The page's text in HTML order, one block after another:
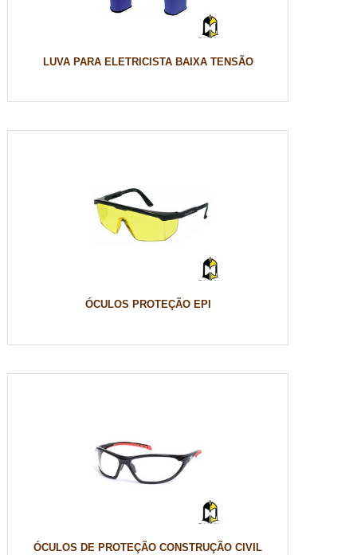
LUVA PARA ELETRICISTA BAIXA TENSÃO
ÓCULOS PROTEÇÃO EPI
ÓCULOS DE PROTEÇÃO CONSTRUÇÃO CIVIL